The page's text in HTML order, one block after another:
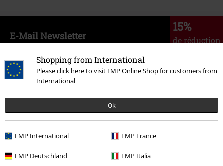
Shopping from International
Please click here to visit EMP Online Shop for customers from
International
Ok
EMP International EMP France
EMP Deutschland EMP Italia
15%
de réduction
E-Mail Newsletter
abonnant maintenant !Plus d'informations
J’accepte de recevoir la newsletter d’EMP et que mes données
personnelles soient utilisées par EMP Mail Order UK Ltd pour m’envoyer
régulièrement des infos sur ses produits. Mes données seront traitées
selon laPolitique de confidentialité
. Je sais que je peux retirer mon
Cliquer icipour me désabonner de la newsletter.